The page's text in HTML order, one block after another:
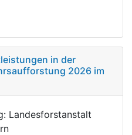
in der
2026 im
Landesforstanstalt